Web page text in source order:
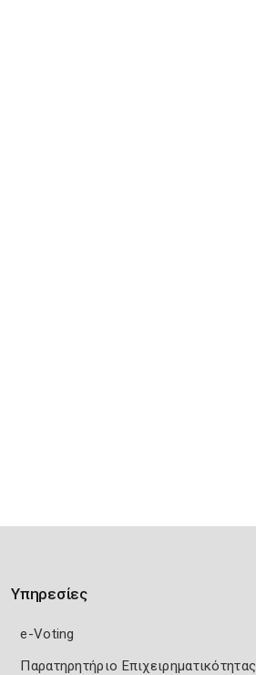
Υπηρεσίες
e-Voting
Παρατηρητήριο Επιχειρηματικότητας